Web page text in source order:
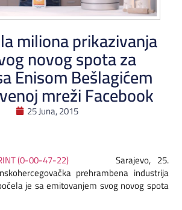
miliona prikazivanja
novog spota za
Enisom Bešlagićem
mreži Facebook
25 Juna, 2015
Sarajevo, 25.
prehrambena industrija
je sa emitovanjem svog novog spota